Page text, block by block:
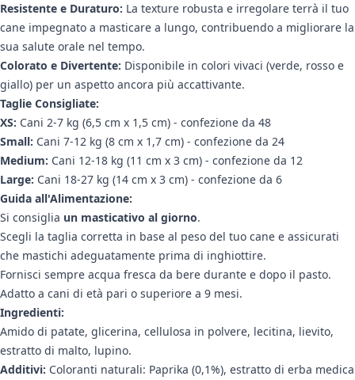
Resistente e Duraturo: La texture robusta e irregolare terrà il tuo
cane impegnato a masticare a lungo, contribuendo a migliorare la
sua salute orale nel tempo.
Colorato e Divertente: Disponibile in colori vivaci (verde, rosso e
giallo) per un aspetto ancora più accattivante.
Taglie Consigliate:
XS: Cani 2-7 kg (6,5 cm x 1,5 cm) - confezione da 48
Small: Cani 7-12 kg (8 cm x 1,7 cm) - confezione da 24
Medium: Cani 12-18 kg (11 cm x 3 cm) - confezione da 12
Large: Cani 18-27 kg (14 cm x 3 cm) - confezione da 6
Guida all'Alimentazione:
Si consiglia un masticativo al giorno.
Scegli la taglia corretta in base al peso del tuo cane e assicurati
che mastichi adeguatamente prima di inghiottire.
Fornisci sempre acqua fresca da bere durante e dopo il pasto.
Adatto a cani di età pari o superiore a 9 mesi.
Ingredienti:
Amido di patate, glicerina, cellulosa in polvere, lecitina, lievito,
estratto di malto, lupino.
Additivi: Coloranti naturali: Paprika (0,1%), estratto di erba medica